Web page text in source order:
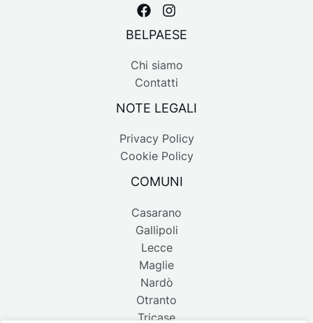
BELPAESE
Chi siamo
Contatti
NOTE LEGALI
Privacy Policy
Cookie Policy
COMUNI
Casarano
Gallipoli
Lecce
Maglie
Nardò
Otranto
Tricase